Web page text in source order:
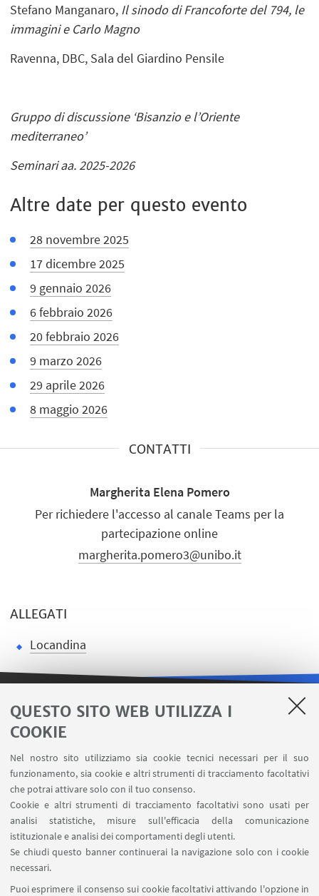
QUESTO SITO WEB UTILIZZA I
COOKIE
Nel nostro sito utilizziamo sia cookie tecnici necessari per il suo
funzionamento, sia cookie e altri strumenti di tracciamento facoltativi
che potrai attivare solo con il tuo consenso.
Cookie e altri strumenti di tracciamento facoltativi sono usati per
analisi statistiche, misure sull'efficacia della comunicazione
istituzionale e analisi dei comportamenti degli utenti.
Se chiudi questo banner continuerai la navigazione solo con i cookie
necessari.
Puoi esprimere il consenso sui cookie facoltativi attivando l'opzione in
Stefano Manganaro, Il sinodo di Francoforte del 794, le
immagini e Carlo Magno
Ravenna, DBC, Sala del Giardino Pensile
Gruppo di discussione ‘Bisanzio e l’Oriente
mediterraneo’
Seminari aa. 2025-2026
Altre date per questo evento
28 novembre 2025
17 dicembre 2025
9 gennaio 2026
6 febbraio 2026
20 febbraio 2026
9 marzo 2026
29 aprile 2026
8 maggio 2026
CONTATTI
Margherita Elena Pomero
Per richiedere l'accesso al canale Teams per la
partecipazione online
margherita.pomero3@unibo.it
ALLEGATI
Locandina
LINK UTILI
Contatti
Carta dei servizi
SEGUI IL DIPARTIMENTO SU:
SEGUI UNIBO SU: